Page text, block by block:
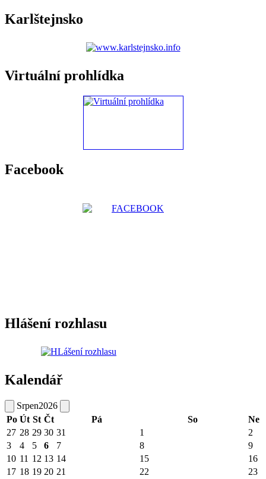
Karlštejnsko
Virtuální prohlídka
Facebook
Hlášení rozhlasu
Kalendář
Srpen2026
Po Út St Čt Pá So
Ne
27 28 29 30 31 1
2
3
4 5 6 7 8
9
10 11 12 13 14 15
16
17 18 19 20 21 22 23